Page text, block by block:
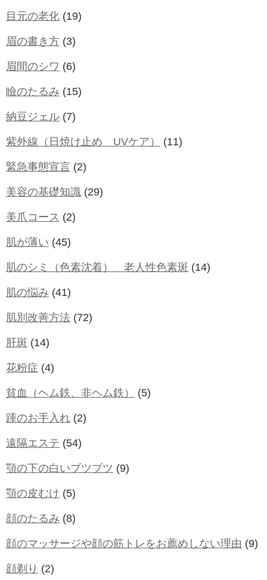
目元の老化 (19)
眉の書き方 (3)
眉間のシワ (6)
瞼のたるみ (15)
納豆ジェル (7)
紫外線（日焼け止め UVケア） (11)
緊急事態宣言 (2)
美容の基礎知識 (29)
美爪コース (2)
肌が薄い (45)
肌のシミ（色素沈着） 老人性色素斑 (14)
肌の悩み (41)
肌別改善方法 (72)
肝斑 (14)
花粉症 (4)
貧血（ヘム鉄、非ヘム鉄） (5)
踵のお手入れ (2)
遠隔エステ (54)
顎の下の白いブツブツ (9)
顎の皮むけ (5)
顔のたるみ (8)
顔のマッサージや顔の筋トレをお薦めしない理由 (9)
顔剃り (2)